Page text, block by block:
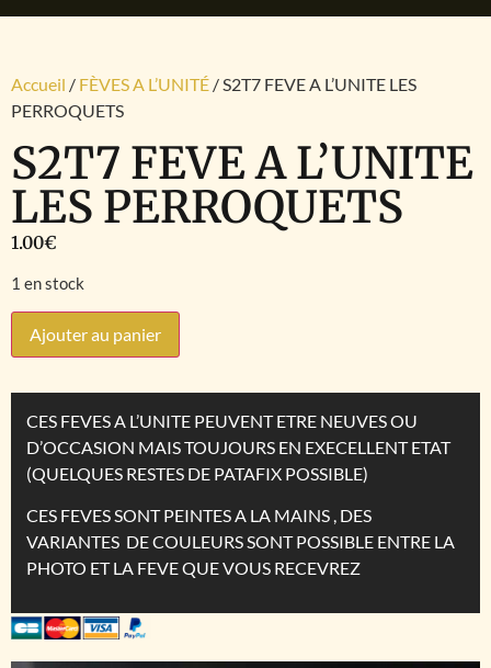
Accueil / FÈVES A L’UNITÉ / S2T7 FEVE A L’UNITE LES
PERROQUETS
S2T7 FEVE A L’UNITE
LES PERROQUETS
1.00€
1 en stock
Ajouter au panier
CES FEVES A L’UNITE PEUVENT ETRE NEUVES OU
D’OCCASION MAIS TOUJOURS EN EXECELLENT ETAT
(QUELQUES RESTES DE PATAFIX POSSIBLE)
CES FEVES SONT PEINTES A LA MAINS , DES
VARIANTES DE COULEURS SONT POSSIBLE ENTRE LA
PHOTO ET LA FEVE QUE VOUS RECEVREZ